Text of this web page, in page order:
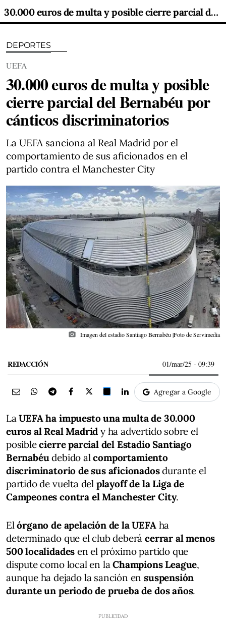
30.000 euros de multa y posible cierre parcial del Bernabéu por cánticos discriminatorios
DEPORTES
UEFA
30.000 euros de multa y posible
cierre parcial del Bernabéu por
cánticos discriminatorios
La UEFA sanciona al Real Madrid por el
comportamiento de sus aficionados en el
partido contra el Manchester City
photo_camera Imagen del estadio Santiago Bernabéu |Foto de Servimedia
REDACCIÓN 01/mar/25 - 09:39
Agregar a Google
LaUEFA ha impuesto una multa de 30.000
euros al Real Madrid y ha advertido sobre el
posiblecierre parcial del Estadio Santiago
Bernabéudebido alcomportamiento
discriminatorio de sus aficionadosdurante el
partido de vuelta del playoff de la Liga de
Campeones contra el Manchester City.
Elórgano de apelación de la UEFAha
determinado que el club deberácerrar al menos
500 localidades en el próximo partido que
dispute como local en laChampions League,
aunque ha dejado la sanción ensuspensión
durante un periodo de prueba de dos años.